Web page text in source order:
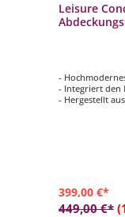
Leisure
-
- Integriert den
- Hergestellt
399,00 €*
449,00 €*